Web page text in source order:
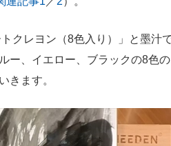
クレヨン（8色入り）」と墨汁
ー、イエロー、ブラックの8色の
きます。